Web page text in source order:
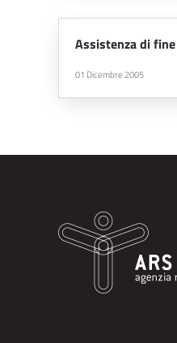
Assistenza di
01 Dicembre 2005